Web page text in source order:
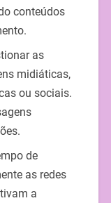
conteúdos
as
midiáticas,
ou sociais.
de
as redes
a